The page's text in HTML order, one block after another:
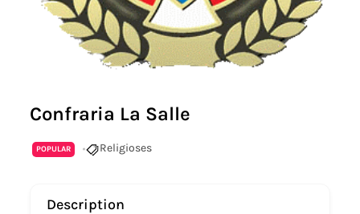
Confraria La Salle
POPULAR Religioses
Description